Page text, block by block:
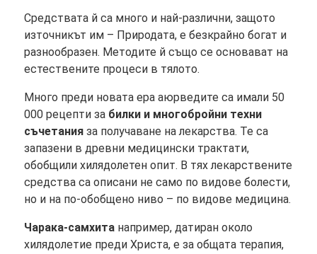
Средствата й са много и най-различни, защото
източникът им – Природата, е безкрайно богат и
разнообразен. Методите й също се основават на
естествените процеси в тялото.
Много преди новата ера аюрведите са имали 50
000 рецепти за билки и многобройни техни
съчетания за получаване на лекарства. Те са
запазени в древни медицински трактати,
обобщили хилядолетен опит. В тях лекарствените
средства са описани не само по видове болести,
но и на по-обобщено ниво – по видове медицина.
Чарака-самхита например, датиран около
хилядолетие преди Христа, е за общата терапия,